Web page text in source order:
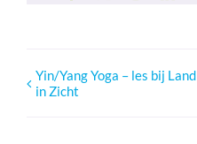
Yin/Yang Yoga – les bij Land
in Zicht